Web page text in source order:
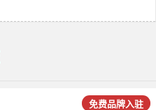
免费品牌入驻